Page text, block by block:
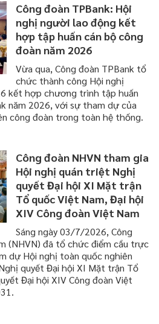
Công đoàn TPBank: Hội
nghị người lao động kết
hợp tập huấn cán bộ công
đoàn năm 2026
Vừa qua, Công đoàn TPBank tổ
chức thành công Hội nghị
kết hợp chương trình tập huấn
năm 2026, với sự tham dự của
công đoàn trong toàn hệ thống.
Công đoàn NHVN tham gia
Hội nghị quán triệt Nghị
quyết Đại hội XI Mặt trận
Tổ quốc Việt Nam, Đại hội
XIV Công đoàn Việt Nam
Sáng ngày 03/7/2026, Công
(NHVN) đã tổ chức điểm cầu trực
dự Hội nghị toàn quốc nghiên
quyết Đại hội XI Mặt trận Tổ
Đại hội XIV Công đoàn Việt